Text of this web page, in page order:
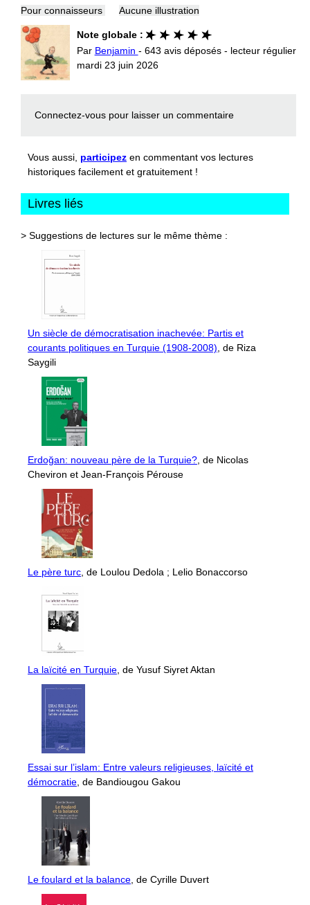
Pour connaisseurs Aucune illustration
Note globale :
Par Benjamin - 643 avis déposés - lecteur régulier
mardi 23 juin 2026
Connectez-vous pour laisser un commentaire
Vous aussi, participez en commentant vos lectures
historiques facilement et gratuitement !
Livres liés
> Suggestions de lectures sur le même thème :
Un siècle de démocratisation inachevée: Partis et
courants politiques en Turquie (1908-2008) , de Riza
Saygili
Erdoğan: nouveau père de la Turquie? , de Nicolas
Cheviron et Jean-François Pérouse
Le père turc , de Loulou Dedola ; Lelio Bonaccorso
La laïcité en Turquie , de Yusuf Siyret Aktan
Essai sur l’islam: Entre valeurs religieuses, laïcité et
démocratie , de Bandiougou Gakou
Le foulard et la balance , de Cyrille Duvert